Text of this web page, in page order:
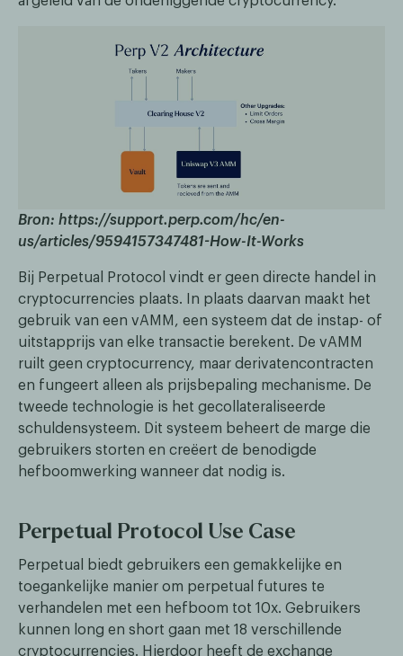
Bron: https://support.perp.com/hc/en-
us/articles/9594157347481-How-It-Works
Bij Perpetual Protocol vindt er geen directe handel in
cryptocurrencies plaats. In plaats daarvan maakt het
gebruik van een vAMM, een systeem dat de instap- of
uitstapprijs van elke transactie berekent. De vAMM
ruilt geen cryptocurrency, maar derivatencontracten
en fungeert alleen als prijsbepaling mechanisme. De
tweede technologie is het gecollateraliseerde
schuldensysteem. Dit systeem beheert de marge die
gebruikers storten en creëert de benodigde
hefboomwerking wanneer dat nodig is.
Perpetual Protocol Use Case
Perpetual biedt gebruikers een gemakkelijke en
toegankelijke manier om perpetual futures te
verhandelen met een hefboom tot 10x. Gebruikers
kunnen long en short gaan met 18 verschillende
cryptocurrencies. Hierdoor heeft de exchange